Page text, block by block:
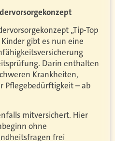
„Tip-Top
gibt es nun eine
Darin enthalten
Krankheiten,
Pflegebedürftigkeit – ab
mitversichert. Hier
ohne
frei